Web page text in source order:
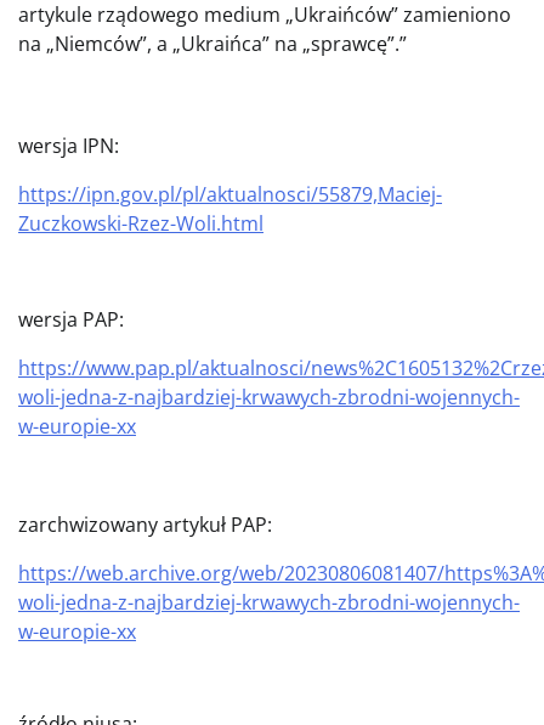
artykule rządowego medium „Ukraińców” zamieniono
na „Niemców”, a „Ukraińca” na „sprawcę”.”
wersja IPN:
https://ipn.gov.pl/pl/aktualnosci/55879,Maciej-
Zuczkowski-Rzez-Woli.html
wersja PAP:
https://www.pap.pl/aktualnosci/
woli-jedna-z-najbardziej-krwawych-zbrodni-wojennych-
w-europie-xx
zarchwizowany artykuł PAP:
https://web.archive.org/web/20230806081407/
woli-jedna-z-najbardziej-krwawych-zbrodni-wojennych-
w-europie-xx